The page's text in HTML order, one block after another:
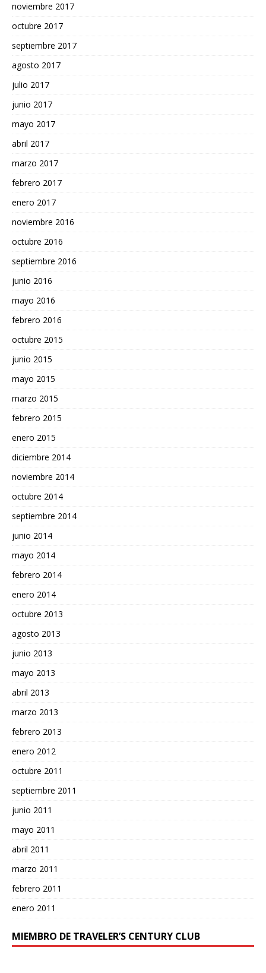
noviembre 2017
octubre 2017
septiembre 2017
agosto 2017
julio 2017
junio 2017
mayo 2017
abril 2017
marzo 2017
febrero 2017
enero 2017
noviembre 2016
octubre 2016
septiembre 2016
junio 2016
mayo 2016
febrero 2016
octubre 2015
junio 2015
mayo 2015
marzo 2015
febrero 2015
enero 2015
diciembre 2014
noviembre 2014
octubre 2014
septiembre 2014
junio 2014
mayo 2014
febrero 2014
enero 2014
octubre 2013
agosto 2013
junio 2013
mayo 2013
abril 2013
marzo 2013
febrero 2013
enero 2012
octubre 2011
septiembre 2011
junio 2011
mayo 2011
abril 2011
marzo 2011
febrero 2011
enero 2011
MIEMBRO DE TRAVELER’S CENTURY CLUB